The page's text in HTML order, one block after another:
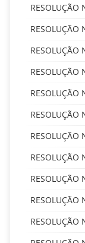
RESOLUÇÃO
RESOLUÇÃO
RESOLUÇÃO
RESOLUÇÃO
RESOLUÇÃO
RESOLUÇÃO
RESOLUÇÃO
RESOLUÇÃO
RESOLUÇÃO
RESOLUÇÃO
RESOLUÇÃO